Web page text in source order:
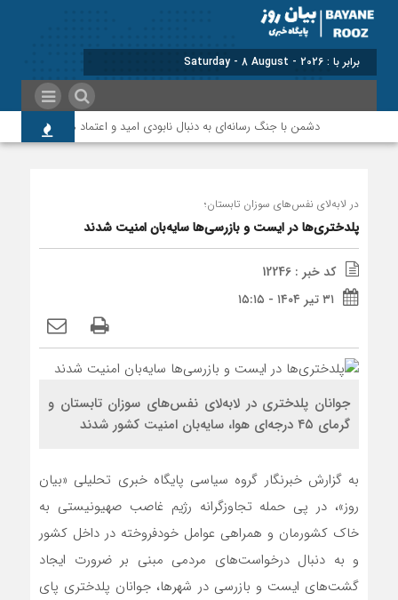
برابر با : Saturday - 8 August - 2026
دشمن با جنگ رسانه‌ای به دنبال نابودی امید و اعتماد مردم است
در لابه‌لای نفس‌های سوزان تابستان؛
پلدختری‌ها در ایست و بازرسی‌ها سایه‌بان امنیت شدند
کد خبر : 12246
۳۱ تیر ۱۴۰۴ - ۱۵:۱۵
جوانان پلدختری در لابه‌لای نفس‌های سوزان تابستان و
گرمای ۴۵ درجه‌ای هوا، سایه‌بان امنیت کشور شدند
به گزارش خبرنگار گروه سیاسی پایگاه خبری تحلیلی «بیان
روز»، در پی حمله تجاوزگرانه رژیم غاصب صهیونیستی به
خاک کشورمان و همراهی عوامل خودفروخته در داخل کشور
و به دنبال درخواست‌های مردمی مبنی بر ضرورت ایجاد
گشت‌های ایست و بازرسی در شهرها، جوانان پلدختری پای